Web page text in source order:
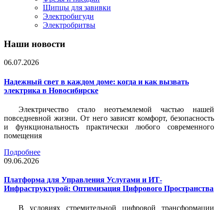
Щипцы для завивки
Электробигуди
Электробритвы
Наши новости
06.07.2026
Надежный свет в каждом доме: когда и как вызвать
электрика в Новосибирске
Электричество стало неотъемлемой частью нашей
повседневной жизни. От него зависят комфорт, безопасность
и функциональность практически любого современного
помещения
Подробнее
09.06.2026
Платформа для Управления Услугами и ИТ-
Инфраструктурой: Оптимизация Цифрового Пространства
В условиях стремительной цифровой трансформации